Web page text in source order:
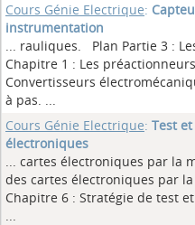
Cours Génie Electrique:
instrumentation
... rauliques. Plan Partie 3 :
Chapitre 1 : Les
Convertisseurs
à pas. ...
Cours Génie Electrique: Test
électroniques
... cartes électroniques par la
des cartes électroniques par la
Chapitre 6 : Stratégie de test
...